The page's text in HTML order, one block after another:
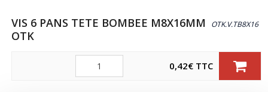
VIS 6 PANS TETE BOMBEE M8X16MM
OTK
OTK.V.TB8X16
Quantité 0,42€ TTC